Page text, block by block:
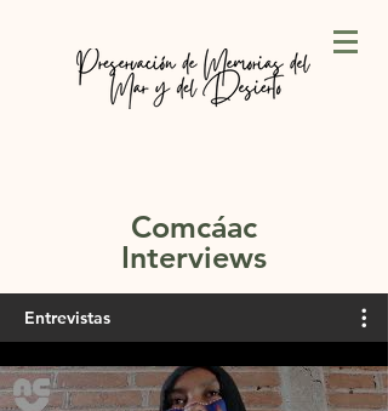
Comcáac
Interviews
Entrevistas